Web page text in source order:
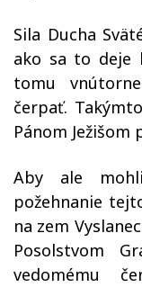
Sila Ducha
ako sa to deje
tomu
čerpať.
Pánom
Aby ale
požehnanie
na zem
Posolstvom
vedomému